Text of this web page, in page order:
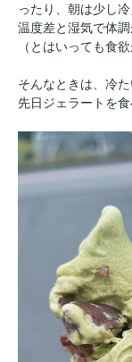
ったり、朝は少し冷
温度差と湿気で体
（とはいっても食
そんなときは、冷
先日ジェラートを食